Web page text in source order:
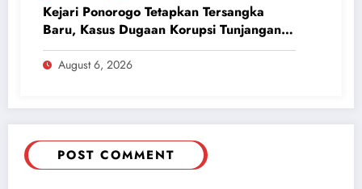
Kejari Ponorogo Tetapkan Tersangka
Baru, Kasus Dugaan Korupsi Tunjangan
Perumahan DPRD 2023-2026
August 6, 2026
POST COMMENT